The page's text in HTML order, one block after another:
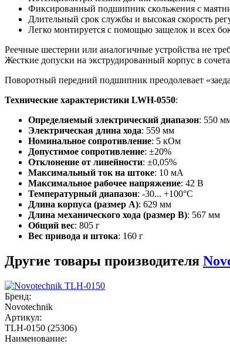
Фиксированный подшипник скольжения с
Длительный срок службы и высокая скорость
Легко монтируется с помощью защелок и всех
Реечные шестерни или аналогичные устройства не
Жесткие допуски на экструдированный корпус в
Поворотный передний подшипник преодолевает
Технические характеристики LWH-0550:
Определяемый электрический диапазон: 550
Электрическая длина хода: 559 мм
Номинальное сопротивление: 5 кОм
Допустимое сопротивление: ±20%
Отклонение от линейности: ±0,05%
Максимальный ток на штоке: 10 мА
Максимальное рабочее напряжение: 42 В
Температурный диапазон: -30... +100°C
Длина корпуса (размер А): 629 мм
Длина механического хода (размер B): 567 мм
Общий вес: 805 г
Вес привода и штока: 160 г
Другие товары производителя
Бренд:
Novotechnik
Артикул:
TLH-0150 (25306)
Наименование: